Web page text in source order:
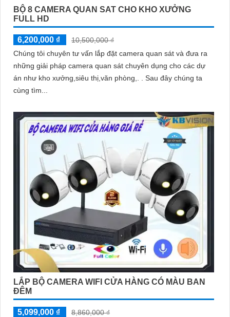
BỘ 8 CAMERA QUAN SAT CHO KHO XƯỞNG
FULL HD
6,200,000 ₫
10,500,000 ₫
Chúng tôi chuyên tư vấn lắp đặt camera quan sát và đưa ra
những giải pháp camera quan sát chuyên dụng cho các dự
án như kho xưởng,siêu thị,văn phòng,. . Sau đây chúng ta
cùng tìm...
LẮP BỘ CAMERA WIFI CỬA HÀNG CÓ MÀU BAN
ĐÊM
5,099,000 ₫
8,860,000 ₫